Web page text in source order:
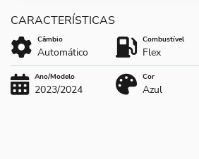
Câmbio
Automático
Combustível
Flex
Ano/Modelo
2023/2024
Cor
Azul